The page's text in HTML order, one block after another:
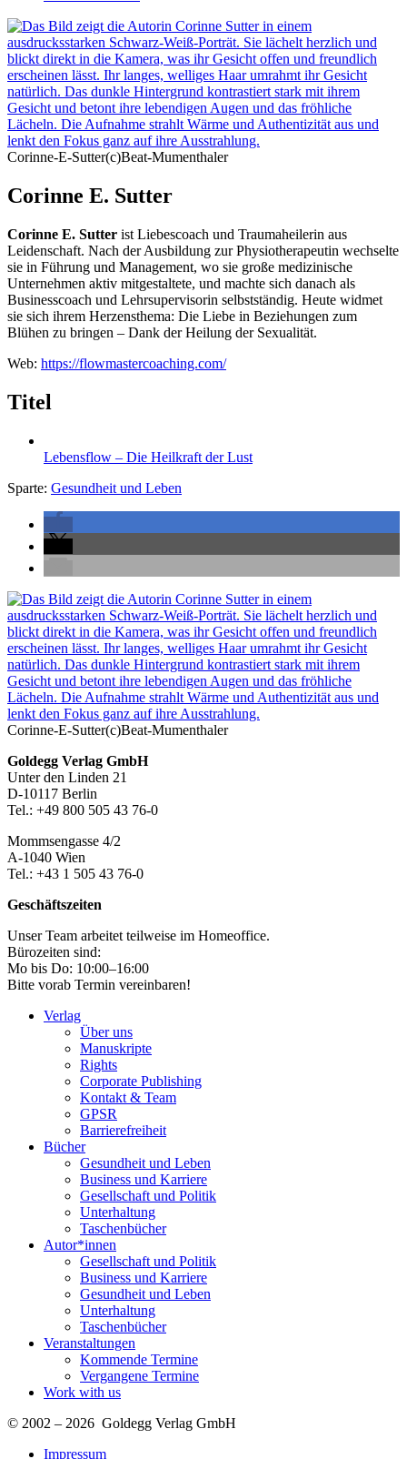
Corinne-E-Sutter(c)Beat-Mumenthaler
Corinne E. Sutter
Corinne E. Sutter ist Liebescoach und Traumaheilerin aus
Leidenschaft. Nach der Ausbildung zur Physiotherapeutin wechselte
sie in Führung und Management, wo sie große medizinische
Unternehmen aktiv mitgestaltete, und machte sich danach als
Businesscoach und Lehrsupervisorin selbstständig. Heute widmet
sie sich ihrem Herzensthema: Die Liebe in Beziehungen zum
Blühen zu bringen – Dank der Heilung der Sexualität.
Web: https://flowmastercoaching.com/
Titel
Lebensflow – Die Heilkraft der Lust
Sparte: Gesundheit und Leben
Seitenleiste
Corinne-E-Sutter(c)Beat-Mumenthaler
Footer-
Section
Goldegg Verlag GmbH
Unter den Linden 21
D-10117 Berlin
Tel.: +49 800 505 43 76-0
Mommsengasse 4/2
A-1040 Wien
Tel.: +43 1 505 43 76-0
Geschäftszeiten
Unser Team arbeitet teilweise im Homeoffice.
Bürozeiten sind:
Mo bis Do: 10:00–16:00
Bitte vorab Termin vereinbaren!
Verlag
Über uns
Manuskripte
Rights
Corporate Publishing
Kontakt & Team
GPSR
Barrierefreiheit
Bücher
Gesundheit und Leben
Business und Karriere
Gesellschaft und Politik
Unterhaltung
Taschenbücher
Autor*innen
Gesellschaft und Politik
Business und Karriere
Gesundheit und Leben
Unterhaltung
Taschenbücher
Veranstaltungen
Kommende Termine
Vergangene Termine
Work with us
© 2002 – 2026 Goldegg Verlag GmbH
Impressum